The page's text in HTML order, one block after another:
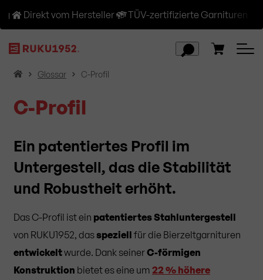
Direkt vom Hersteller TÜV-zertifizierte Garnituren
m
e
Glossar C-Profil
C-Profil
Ein patentiertes Profil im
Untergestell, das die Stabilität
und Robustheit erhöht.
Das C-Profil ist ein patentiertes Stahluntergestell
von RUKU1952, dasspeziell für die Bierzeltgarnituren
entwickeltwurde. Dank seinerC-förmigen
Konstruktion bietet es eine um 22 % höhere